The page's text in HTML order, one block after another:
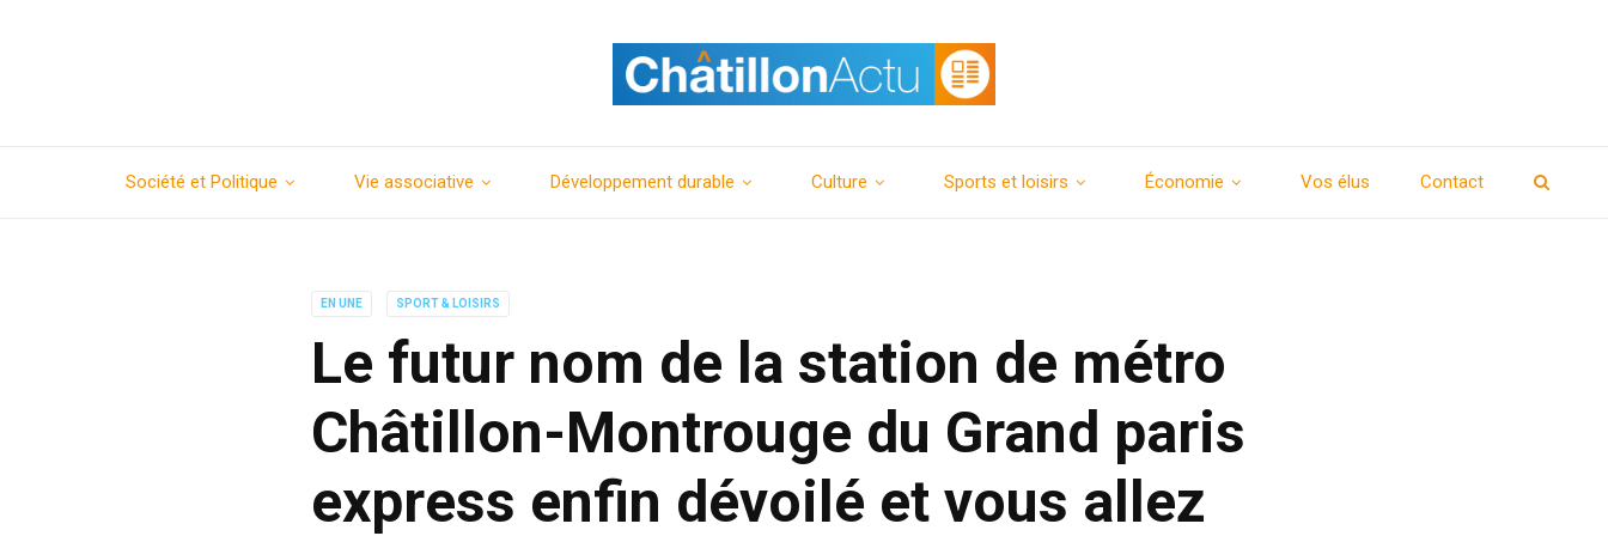
Société et Politique Vie associative Développement durable Culture Sports et loisirs Économie Vos élus Contact
EN UNE SPORT & LOISIRS
Le futur nom de la station de métro
Châtillon-Montrouge du Grand paris
express enfin dévoilé et vous allez